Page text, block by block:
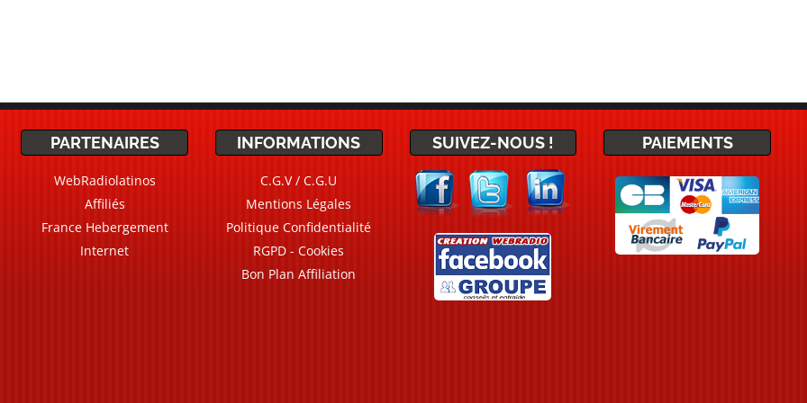
PARTENAIRES
WebRadiolatinos
Affiliés
France Hebergement
Internet
INFORMATIONS
C.G.V / C.G.U
Mentions Légales
Politique Confidentialité
RGPD - Cookies
Bon Plan Affiliation
SUIVEZ-NOUS ! PAIEMENTS